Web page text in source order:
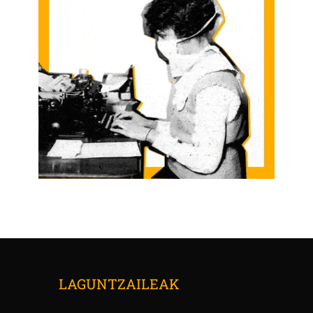
LAGUNTZAILEAK